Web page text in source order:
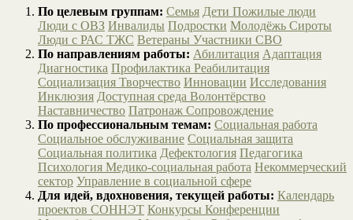
По целевым группам: Семья Дети Пожилые люди
Люди с ОВЗ Инвалиды Подростки Молодёжь Сироты
Люди с РАС ТЖС Ветераны Участники СВО
По направлениям работы: Абилитация Адаптация
Диагностика Профилактика Реабилитация
Социализация Творчество Инновации Исследования
Инклюзия Доступная среда Волонтёрство
Наставничество Патронаж Сопровождение
По профессиональным темам: Социальная работа
Социальное обслуживание Социальная защита
Социальная политика Дефектология Педагогика
Психология Медико-социальная работа Некоммерческий
сектор Управление в социальной сфере
Для идей, вдохновения, текущей работы: Календарь
проектов СОННЭТ Конкурсы Конференции